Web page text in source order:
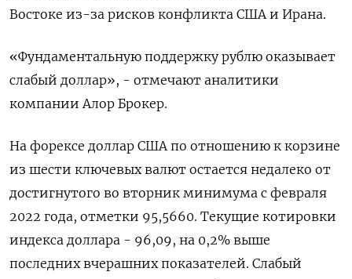
Востоке из-‍за рисков конфликта США и Ирана.
«Фундаментальную поддержку рублю оказывает
слабый доллар», - отмечают аналитики
компании Алор Брокер.
На форексе доллар США по отношению к корзине
из шести ключевых валют остается недалеко от
‍достигнутого во вторник минимума с февраля
2022 года, отметки 95,5660. Текущие котировки
индекса доллара - 96,09, на 0,2% выше
последних вчерашних показателей. Слабый